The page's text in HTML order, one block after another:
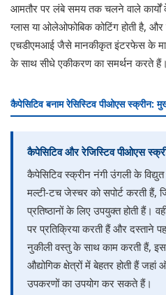
आमतौर पर लंबे समय तक चलने वाले कार्यों
ग्लास या ओलेओफोबिक कोटिंग होती है,
एचडीएमआई जैसे मानकीकृत इंटरफेस के
के साथ सीधे एकीकरण का समर्थन करते हैं।
कैपेसिटिव बनाम रेसिस्टिव पीओएस स्क्रीन:
कैपेसिटिव और रेजिस्टिव पीओएस
कैपेसिटिव स्क्रीन नंगी उंगली के
मल्टी-टच जेस्चर को सपोर्ट करती
प्रतिष्ठानों के लिए उपयुक्त होती हैं।
पर प्रतिक्रिया करती हैं और दस्ताने
नुकीली वस्तु के साथ काम करती हैं,
औद्योगिक क्षेत्रों में बेहतर होती हैं
उपकरणों का उपयोग कर सकते हैं।